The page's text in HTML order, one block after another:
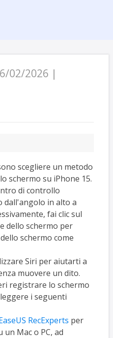
02/2026 |
scegliere un metodo
schermo su iPhone 15.
di controllo
dall'angolo in alto a
fai clic sul
dello schermo per
schermo come
Siri per aiutarti a
muovere un dito.
registrare lo schermo
i seguenti
RecExperts per
Mac o PC, ad